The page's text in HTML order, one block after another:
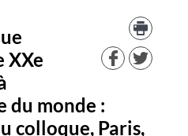
XXe
du monde :
colloque, Paris,